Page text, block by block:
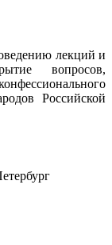
лекций и
вопросов,
Российской